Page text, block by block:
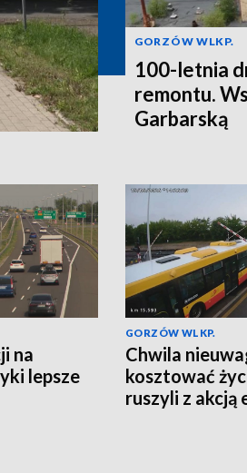
GORZÓW WLKP.
100-letnia
remontu.
Garbarską
na
lepsze
GORZÓW WLKP.
Chwila
kosztować
ruszyli z akcją